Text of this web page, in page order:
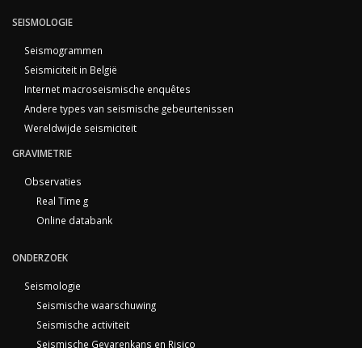
SEISMOLOGIE
Seismogrammen
Seismiciteit in België
Internet macroseismische enquêtes
Andere types van seismische gebeurtenissen
Wereldwijde seismiciteit
GRAVIMETRIE
Observaties
Real Time g
Online databank
ONDERZOEK
Seismologie
Seismische waarschuwing
Seismische activiteit
Seismische Gevarenkans en Risico